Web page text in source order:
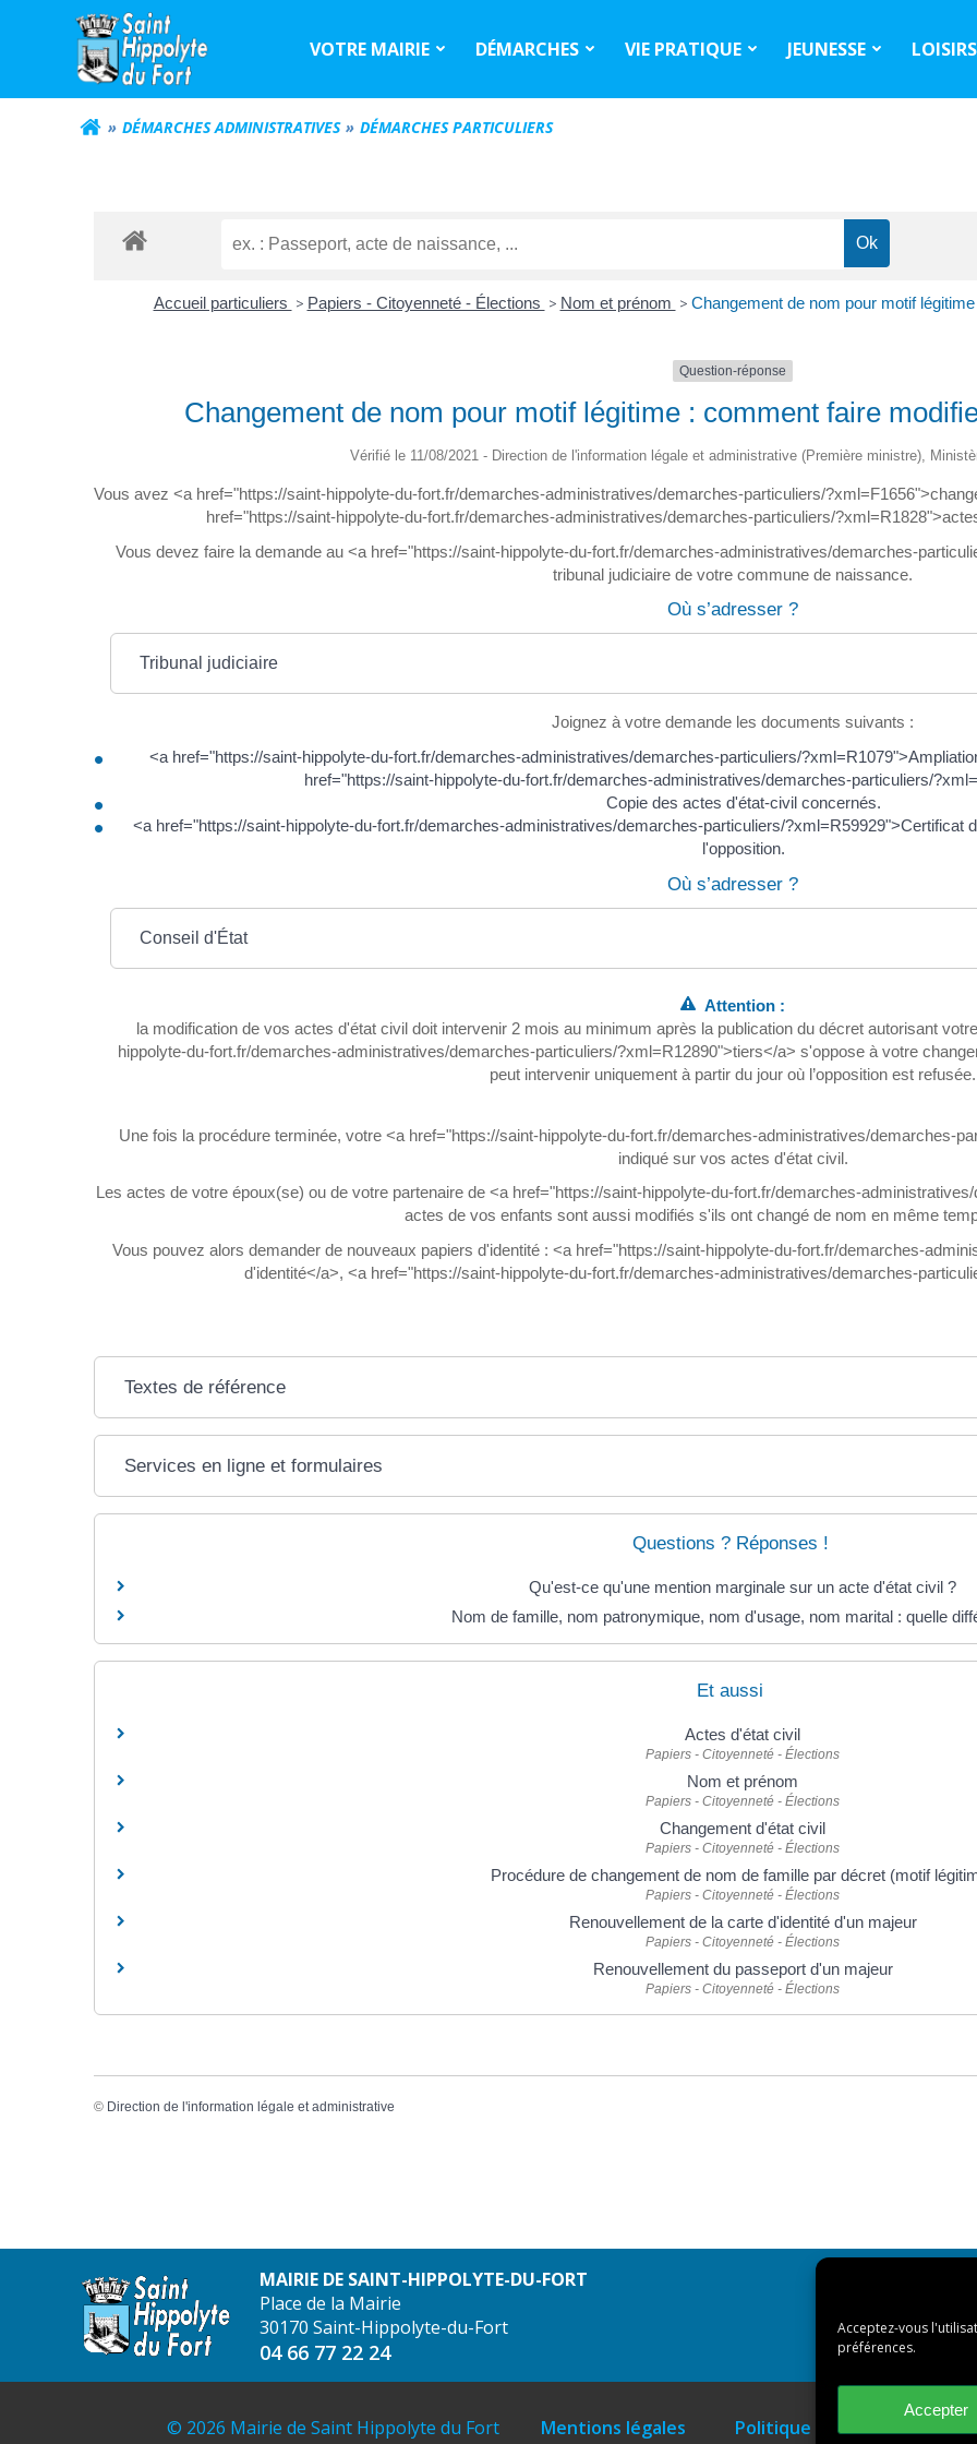
Acceptez-vous
préférences.
Accepter
VOTRE MAIRIE DÉMARCHES VIE PRATIQUE JEUNESSE LOISIRS
DÉMARCHES ADMINISTRATIVES DÉMARCHES PARTICULIERS
Accueil particuliers > Papiers - Citoyenneté - Élections > Nom et prénom > Changement de nom pour motif
Question-réponse
Changement de nom pour motif légitime : comment faire
Vérifié le 11/08/2021 - Direction de l'information légale et administrative (Première ministre),
Vous avez <a href="https://saint-hippolyte-du-fort.fr/demarches-administratives/demarches-particuliers/
href="https://saint-hippolyte-du-fort.fr/demarches-administratives/demarches-particuliers/
Vous devez faire la demande au <a href="https://saint-hippolyte-du-fort.fr/demarches-administratives/demarches-
tribunal judiciaire de votre commune de naissance.
Où s’adresser ?
Tribunal judiciaire
Joignez à votre demande les documents suivants :
<a href="https://saint-hippolyte-du-fort.fr/demarches-administratives/demarches-particuliers/
href="https://saint-hippolyte-du-fort.fr/demarches-administratives/demarches-particuliers/
Copie des actes d'état-civil concernés.
<a href="https://saint-hippolyte-du-fort.fr/demarches-administratives/demarches-particuliers/?xml=R59929">Certificat
l'opposition.
Où s’adresser ?
Conseil d'État
Attention :
la modification de vos actes d'état civil doit intervenir 2 mois au minimum après la publication du décret autorisant
hippolyte-du-fort.fr/demarches-administratives/demarches-particuliers/?xml=R12890">tiers</a> s'oppose à votre
peut intervenir uniquement à partir du jour où l’opposition est refusée.
Une fois la procédure terminée, votre <a href="https://saint-hippolyte-du-fort.fr/demarches-administratives/demarches-
indiqué sur vos actes d'état civil.
Les actes de votre époux(se) ou de votre partenaire de <a href="https://saint-hippolyte-du-fort.fr/demarches-
actes de vos enfants sont aussi modifiés s'ils ont changé de nom en même
Vous pouvez alors demander de nouveaux papiers d'identité : <a href="https://saint-hippolyte-du-fort.fr/demarches-
d'identité</a>, <a href="https://saint-hippolyte-du-fort.fr/demarches-administratives/demarches-
Textes de référence
Services en ligne et formulaires
Questions ? Réponses !
Qu'est-ce qu'une mention marginale sur un acte d'état civil ?
Nom de famille, nom patronymique, nom d'usage, nom marital : quelle
Et aussi
Actes d'état civil
Papiers - Citoyenneté - Élections
Nom et prénom
Papiers - Citoyenneté - Élections
Changement d'état civil
Papiers - Citoyenneté - Élections
Procédure de changement de nom de famille par décret (motif
Papiers - Citoyenneté - Élections
Renouvellement de la carte d'identité d'un majeur
Papiers - Citoyenneté - Élections
Renouvellement du passeport d'un majeur
Papiers - Citoyenneté - Élections
© Direction de l'information légale et administrative
MAIRIE DE SAINT-HIPPOLYTE-DU-FORT
Place de la Mairie
30170 Saint-Hippolyte-du-Fort
04 66 77 22 24
© 2026 Mairie de Saint Hippolyte du Fort Mentions légales Politique des cookies